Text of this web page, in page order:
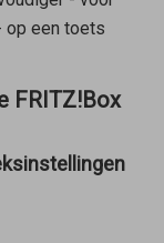
op een toets
FRITZ!Box